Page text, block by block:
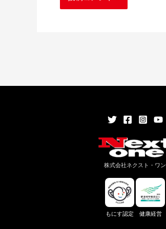
株式会社ネクスト・ワン
もにす認定 健康経営